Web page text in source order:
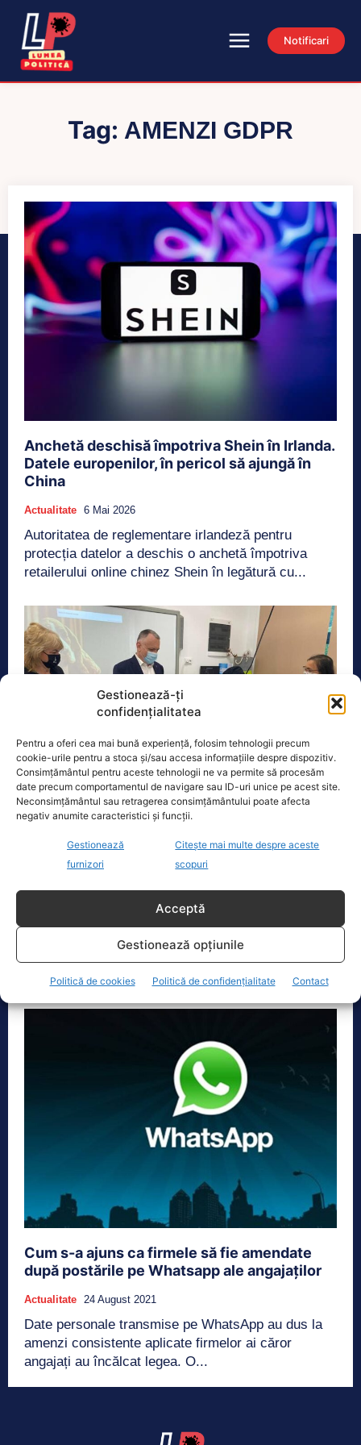
Gestionează-ți
confidențialitatea
Pentru a oferi cea mai bună experiență, folosim tehnologii precum
cookie-urile pentru a stoca și/sau accesa informațiile despre dispozitiv.
Consimțământul pentru aceste tehnologii ne va permite să procesăm
date precum comportamentul de navigare sau ID-uri unice pe acest site.
Neconsimțământul sau retragerea consimțământului poate afecta
negativ anumite caracteristici și funcții.
Gestionează
furnizori
Citește mai multe despre aceste
scopuri
Acceptă
Gestionează opțiunile
Politică de cookies Politică de confidențialitate Contact
Notificari
Tag: AMENZI GDPR
Anchetă deschisă împotriva Shein în Irlanda.
Datele europenilor, în pericol să ajungă în
China
Actualitate 6 Mai 2026
Autoritatea de reglementare irlandeză pentru
protecția datelor a deschis o anchetă împotriva
retailerului online chinez Shein în legătură cu...
Ministerul Educației, sancționat pentru
încălcarea normelor GDPR. Care a fost
10 Septembrie 2021
O sancțiune GDPR a primit Ministerul Educației
pentru un chestionar adresat părinților, a anunțat
ministrul Sorin Cîmpeanu. Amenda a...
Cum s-a ajuns ca firmele să fie amendate
după postările pe Whatsapp ale angajaților
Actualitate 24 August 2021
Date personale transmise pe WhatsApp au dus la
amenzi consistente aplicate firmelor ai căror
angajați au încălcat legea. O...